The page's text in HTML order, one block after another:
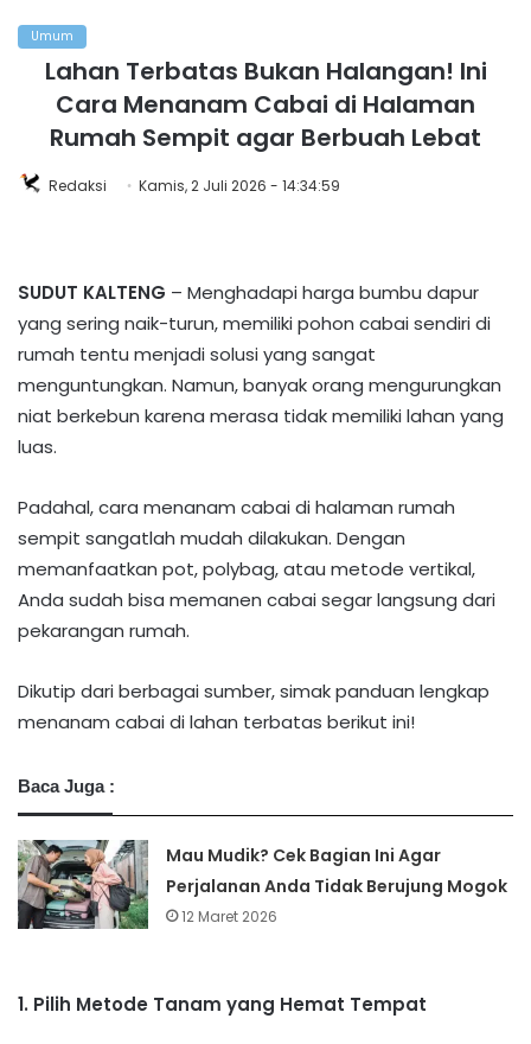
Umum
Lahan Terbatas Bukan Halangan! Ini
Cara Menanam Cabai di Halaman
Rumah Sempit agar Berbuah Lebat
Redaksi Kamis, 2 Juli 2026 - 14:34:59
SUDUT KALTENG – Menghadapi harga bumbu dapur
yang sering naik-turun, memiliki pohon cabai sendiri di
rumah tentu menjadi solusi yang sangat
menguntungkan. Namun, banyak orang mengurungkan
niat berkebun karena merasa tidak memiliki lahan yang
luas.
Padahal, cara menanam cabai di halaman rumah
sempit sangatlah mudah dilakukan. Dengan
memanfaatkan pot, polybag, atau metode vertikal,
Anda sudah bisa memanen cabai segar langsung dari
pekarangan rumah.
Dikutip dari berbagai sumber, simak panduan lengkap
menanam cabai di lahan terbatas berikut ini!
Baca Juga :
Mau Mudik? Cek Bagian Ini Agar
Perjalanan Anda Tidak Berujung Mogok
12 Maret 2026
​1. Pilih Metode Tanam yang Hemat Tempat